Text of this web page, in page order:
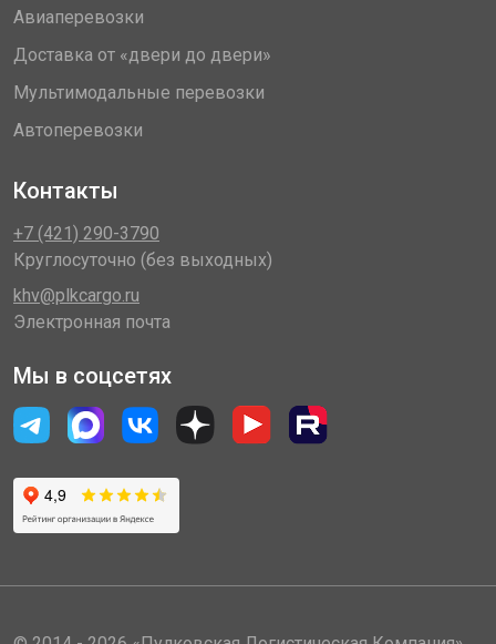
Авиаперевозки
Доставка от «двери до двери»
Мультимодальные перевозки
Автоперевозки
Контакты
+7 (421) 290-3790
Круглосуточно (без выходных)
khv@plkcargo.ru
Электронная почта
Мы в соцсетях